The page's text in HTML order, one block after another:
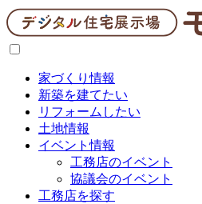
家づくり情報
新築を建てたい
リフォームしたい
土地情報
イベント情報
工務店のイベント
協議会のイベント
工務店を探す